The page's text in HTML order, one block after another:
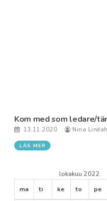
Kom med som ledare/
13.11.2020 Nina
LÄS MER
lokakuu 2022
ma
ti ke to pe